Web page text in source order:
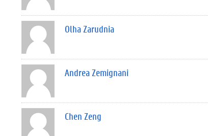
Olha Zarudnia
Andrea Zemignani
Chen Zeng